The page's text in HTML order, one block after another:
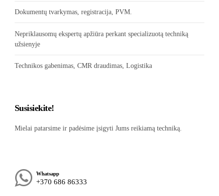
Dokumentų tvarkymas, registracija, PVM.
Nepriklausomų ekspertų apžiūra perkant specializuotą techniką
užsienyje
Technikos gabenimas, CMR draudimas, Logistika
Susisiekite!
Mielai patarsime ir padėsime įsigyti Jums reikiamą techniką.
Whatsapp
+370 686 86333